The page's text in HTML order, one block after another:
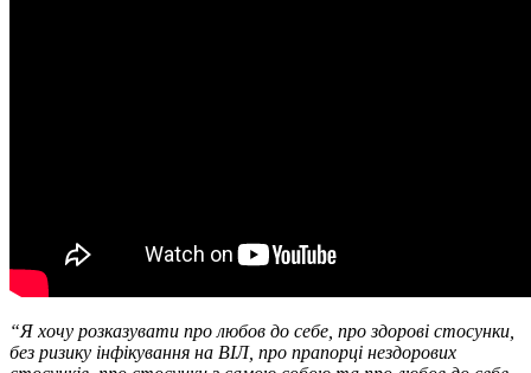
“Я хочу розказувати про любов до себе, про здорові стосунки,
без ризику інфікування на ВІЛ, про прапорці нездорових